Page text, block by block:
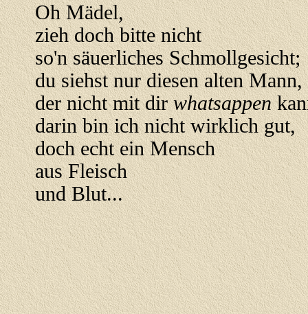
Oh Mädel,
zieh doch bitte nicht
so'n säuerliches Schmollgesicht;
du siehst nur diesen alten Mann,
der nicht mit dirwhatsappen
darin bin ich nicht wirklich gut,
doch echt ein Mensch
aus Fleisch
und Blut...